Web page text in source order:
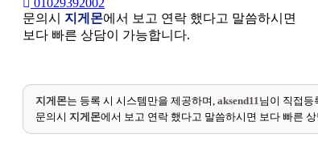
문의시 지게몬에서 보고 연락 했다고 말씀하시면
보다 빠른 상담이 가능합니다.
지게몬는 등록 시 시스템만을 제공하며, aksend11 님이 직접등
문의시 지게몬에서 보고 연락 했다고 말씀하시면 보다 빠른